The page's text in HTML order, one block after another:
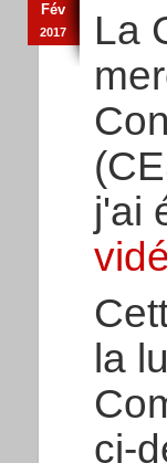
Fév
2017
La
j'ai
la
ci-